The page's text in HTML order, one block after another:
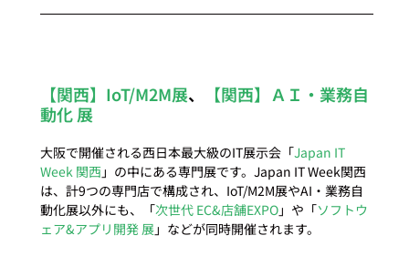
【関西】IoT/M2M展、
【関西】ＡＩ・業務自
動化 展
大阪で開催される西日本最大級のIT展示会「Japan IT
Week 関西」の中にある専門展です。Japan IT Week関西
は、計9つの専門店で構成され、IoT/M2M展やAI・業務自
動化展以外にも、「次世代 EC&店舗EXPO」や「ソフトウ
ェア&アプリ開発 展」などが同時開催されます。